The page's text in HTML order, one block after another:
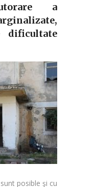
a
posible şi cu